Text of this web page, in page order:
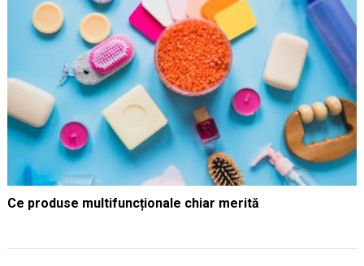
Ce produse multifuncționale chiar merită